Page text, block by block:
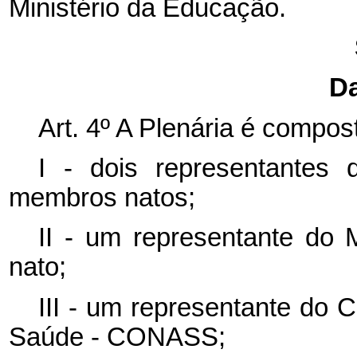
Ministério da Educação.
Art. 4º A Plenária é
I - dois representantes
membros natos;
II - um representante do
nato;
III - um representante do
Saúde - CONASS;